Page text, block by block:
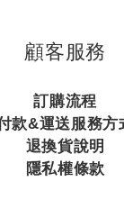
顧客服務
訂購流程
款&運送服務方
退換貨說明
隱私權條款